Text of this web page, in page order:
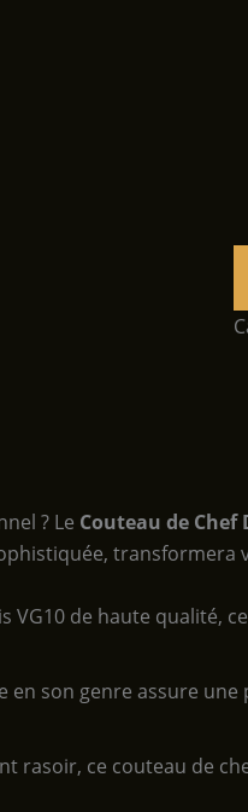
? Le Couteau de Chef
transformera
VG10 de haute qualité,
en son genre assure
rasoir, ce couteau de